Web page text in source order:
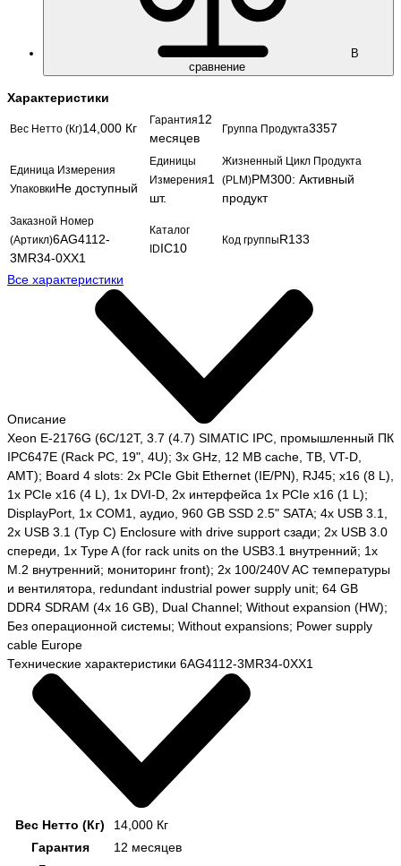
В
сравнение
Характеристики
Вес Нетто (Кг)14,000 Кг
Гарантия12
месяцев
Группа Продукта3357
Единица Измерения
УпаковкиНе доступный
Единицы
Измерения1
шт.
Жизненный Цикл Продукта
(PLM)PM300: Активный
продукт
Заказной Номер
(Артикл)6AG4112-
3MR34-0XX1
Каталог
IDIC10
Код группыR133
Все характеристики
Описание
Xeon E-2176G (6C/12T, 3.7 (4.7) SIMATIC IPC, промышленный ПК
IPC647E (Rack PC, 19", 4U); 3x GHz, 12 MB cache, TB, VT-D,
AMT); Board 4 slots: 2x PCIe Gbit Ethernet (IE/PN), RJ45; x16 (8 L),
1x PCIe x16 (4 L), 1x DVI-D, 2x интерфейса 1x PCIe x16 (1 L);
DisplayPort, 1x COM1, аудио, 960 GB SSD 2.5" SATA; 4x USB 3.1,
2x USB 3.1 (Typ C) Enclosure with drive support сзади; 2x USB 3.0
спереди, 1x Type A (for rack units on the USB3.1 внутренний; 1x
M.2 внутренний; мониторинг front); 2x 100/240V AC температуры
и вентилятора, redundant industrial power supply unit; 64 GB
DDR4 SDRAM (4x 16 GB), Dual Channel; Without expansion (HW);
Без операционной системы; Without expansions; Power supply
cable Europe
Технические характеристики 6AG4112-3MR34-0XX1
Вес Нетто (Кг)
14,000 Кг
Гарантия
12 месяцев